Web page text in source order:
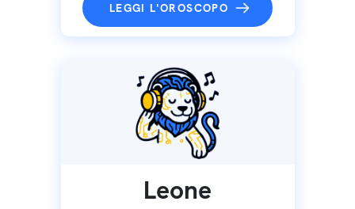
LEGGI L'OROSCOPO
Leone